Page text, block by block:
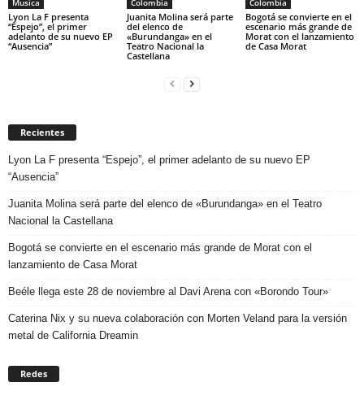
Musica
Lyon La F presenta
“Espejo”, el primer
adelanto de su nuevo EP
“Ausencia”
Colombia
Juanita Molina será parte
del elenco de
«Burundanga» en el
Teatro Nacional la
Castellana
Colombia
Bogotá se convierte en el
escenario más grande de
Morat con el lanzamiento
de Casa Morat
Recientes
Lyon La F presenta “Espejo”, el primer adelanto de su nuevo EP
“Ausencia”
Juanita Molina será parte del elenco de «Burundanga» en el Teatro
Nacional la Castellana
Bogotá se convierte en el escenario más grande de Morat con el
lanzamiento de Casa Morat
Beéle llega este 28 de noviembre al Davi Arena con «Borondo Tour»
Caterina Nix y su nueva colaboración con Morten Veland para la versión
metal de California Dreamin
Redes